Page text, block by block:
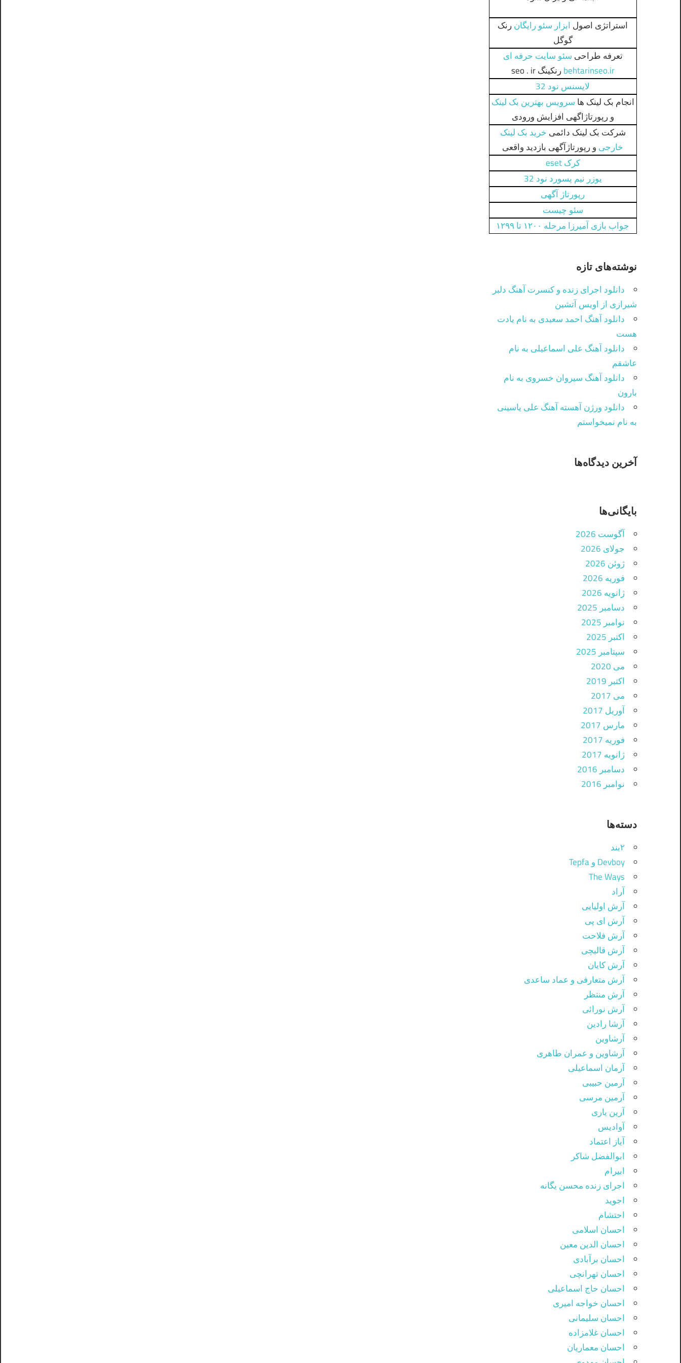
استراتژی اصول ابزار سئو رایگانرنک
گوگل
تعرفه طراحی سئو سایت حرفه ای
behtarinseo.irرنکینگ seo . ir
لايسنس نود 32
انجام بک لینک ها سرویس بهترین بک لینک
و رپورتاژاگهی افزایش ورودی
شرکت بک لینک دائمی خرید بک لینک
خارجی و رپورتاژآگهی بازدید واقعی
کرک eset
یوزر نیم پسورد نود 32
رپورتاژ آگهی
سئو چیست
جواب بازی آمیرزا مرحله ۱۲۰۰ تا ۱۲۹۹
نوشته‌های تازه
دانلود اجرای زنده و کنسرت آهنگ دلبر
شیرازی از اویس آتشین
دانلود آهنگ احمد سعیدی به نام یادت
هست
دانلود آهنگ علی اسماعیلی به نام
عاشقم
دانلود آهنگ سیروان خسروی به نام
بارون
دانلود ورژن آهسته آهنگ علی یاسینی
به نام نمیخواستم
آخرین دیدگاه‌ها
بایگانی‌ها
آگوست 2026
جولای 2026
ژوئن 2026
فوریه 2026
ژانویه 2026
دسامبر 2025
نوامبر 2025
اکتبر 2025
سپتامبر 2025
می 2020
اکتبر 2019
می 2017
آوریل 2017
مارس 2017
فوریه 2017
ژانویه 2017
دسامبر 2016
نوامبر 2016
دسته‌ها
۲بند
Devboy و Tepfa
The Ways
آراد
آرش اولیایی
آرش ای پی
آرش فلاحت
آرش قالیچی
آرش کایان
آرش متعارفی و عماد ساعدی
آرش منتظر
آرش نورائی
آرشا رادین
آرشاوین
آرشاوین و عمران طاهری
آرمان اسماعیلی
آرمین حبیبی
آرمین مرسی
آرین یاری
آوادیس
آیاز اعتماد
ابوالفضل شاکر
ابیرام
اجرای زنده محسن یگانه
اجوید
احتشام
احسان اسلامی
احسان الدین معین
احسان برآبادی
احسان تهرانچی
احسان حاج اسماعیلی
احسان خواجه امیری
احسان سلیمانی
احسان غلامزاده
احسان معماریان